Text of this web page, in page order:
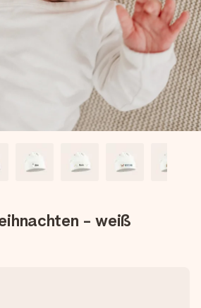
- 17:00 Uhr
8:30 - 13:00 Uhr
- weiß